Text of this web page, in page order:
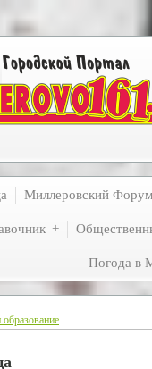
Миллеровский Форум
Погода в